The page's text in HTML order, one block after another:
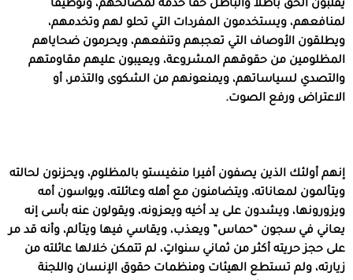
يقلبون الحق باطلاً والباطل حقاً خدمةً لمصالحهم، وتوظيفاً
لمنافعهم، ويستخدمون المفردات التي تحلو لهم وتخدمهم،
ويطلقون الأوصاف التي تعجبهم وتنفعهم، ويحرمون ضحاياهم
المظلومين من حقوقهم المشروعة، ويعيبون عليهم مقاومتهم
والتصدي لسياساتهم، ويمنعونهم من الشكوى والتذمر، أو
الاعتراض ورفع الصوت.
إنهم أولئك الذين يصفون أفيرا منغيستو بالمظلوم، ويحزنون لحالته
ويتألمون لمعاناته، ويتضامنون مع أهله وعائلته، ويواسون أمه
ويزورونها، ويشدون على يد أخيه ويعزونه، ويقولون عنه بأسى إنه
يعاني في سجون “حماس” ويعذب، ويقاسي فيها ويتألم، وأنه قد مر
على حجز حريته أكثر من ثماني سنواتٍ، لم تتمكن خلالها عائلته من
زيارته، ولم تستطع الهيئات ومنظمات حقوق الإنسان واللجنة